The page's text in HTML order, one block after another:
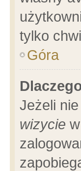
tylko
Góra
Jeżeli
wizycie